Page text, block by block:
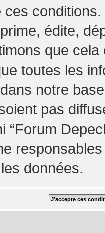
édite,
que cela
toutes les
notre
pas
“Forum
données.